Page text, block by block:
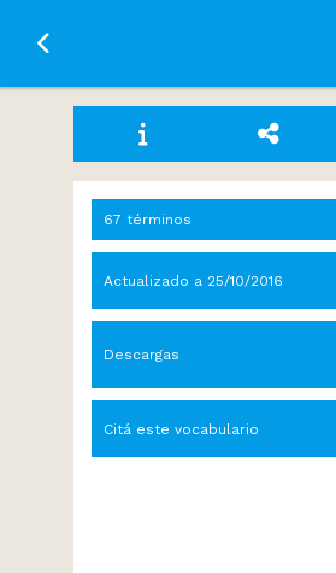
Ir a la página principal
67 términos
Actualizado a 25/10/2016
Descargas
Citá este vocabulario